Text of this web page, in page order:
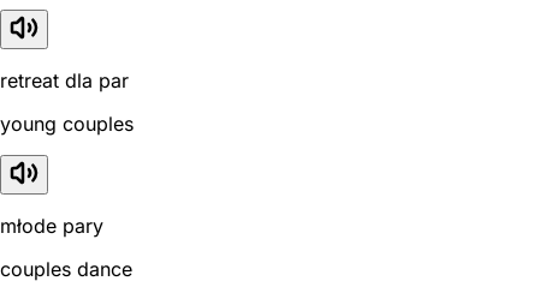
retreat dla par
young couples
młode pary
couples dance